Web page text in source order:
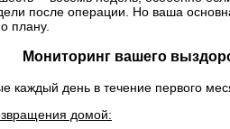
после операции. Но ваша
плану.
Мониторинг вашего
каждый день в течение первого
домой: